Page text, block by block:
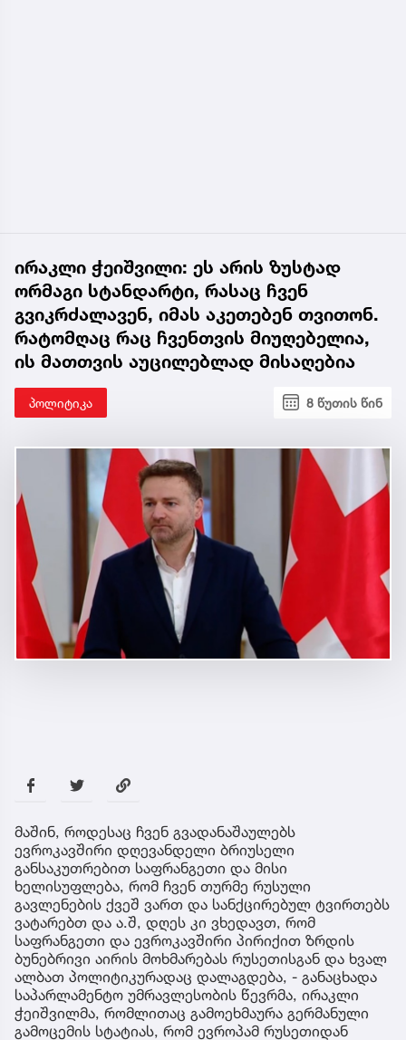
ირაკლი ჭეიშვილი: ეს არის ზუსტად
ორმაგი სტანდარტი, რასაც ჩვენ
გვიკრძალავენ, იმას აკეთებენ თვითონ.
რატომღაც რაც ჩვენთვის მიუღებელია,
ის მათთვის აუცილებლად მისაღებია
პოლიტიკა 8 წუთის წინ
მაშინ, როდესაც ჩვენ გვადანაშაულებს
ევროკავშირი დღევანდელი ბრიუსელი
განსაკუთრებით საფრანგეთი და მისი
ხელისუფლება, რომ ჩვენ თურმე რუსული
გავლენების ქვეშ ვართ და სანქცირებულ ტვირთებს
ვატარებთ და ა.შ, დღეს კი ვხედავთ, რომ
საფრანგეთი და ევროკავშირი პირიქით ზრდის
ბუნებრივი აირის მოხმარებას რუსეთისგან და ხვალ
ალბათ პოლიტიკურადაც დალაგდება, - განაცხადა
საპარლამენტო უმრავლესობის წევრმა, ირაკლი
ჭეიშვილმა, რომლითაც გამოეხმაურა გერმანული
გამოცემის სტატიას, რომ ევროპამ რუსეთიდან